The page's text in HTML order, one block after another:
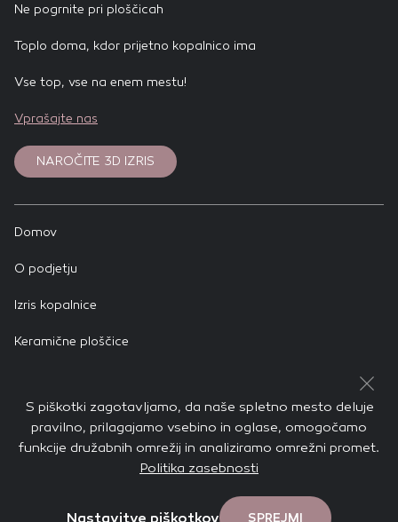
Ne pogrnite pri ploščicah
Toplo doma, kdor prijetno kopalnico ima
Vse top, vse na enem mestu!
Vprašajte nas
NAROČITE 3D IZRIS
Domov
O podjetju
Izris kopalnice
Keramične ploščice
Pravno obvestilo
S piškotki zagotavljamo, da naše spletno mesto deluje
pravilno, prilagajamo vsebino in oglase, omogočamo
funkcije družabnih omrežij in analiziramo omrežni promet.
Politika zasebnosti
Nastavitve piškotkov SPREJMI